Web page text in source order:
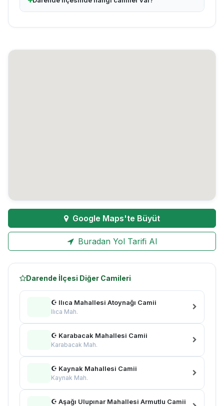
Google Maps'te Büyüt
Buradan Yol Tarifi Al
Darende İlçesi Diğer Camileri
☪ Ilıca Mahallesi Atoynağı Camii
Ilıca Mah.
☪ Karabacak Mahallesi Camii
Karabacak Mah.
☪ Kaynak Mahallesi Camii
Kaynak Mah.
☪ Aşağı Ulupınar Mahallesi Armutlu Camii